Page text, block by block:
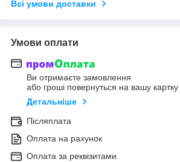
Всі умови доставки
Умови оплати
Ви отримаєте замовлення
або гроші повернуться на вашу картку
Детальніше
Післяплата
Оплата на рахунок
Оплата за реквізитами